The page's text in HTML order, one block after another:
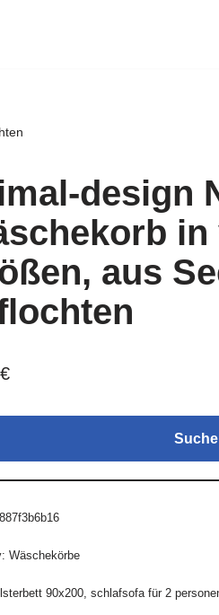
design
in
aus
€
Wäschekörbe
90x200, schlafsofa für 2